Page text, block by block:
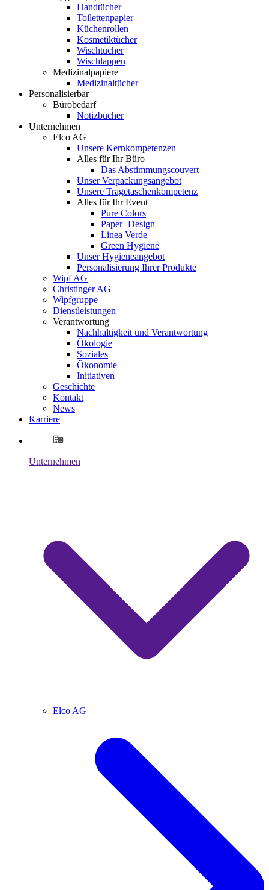
Handtücher
Toilettenpapier
Küchenrollen
Kosmetiktücher
Wischtücher
Wischlappen
Medizinalpapiere
Medizinaltücher
Personalisierbar
Bürobedarf
Notizbücher
Unternehmen
Elco AG
Unsere Kernkompetenzen
Alles für Ihr Büro
Das Abstimmungscouvert
Unser Verpackungsangebot
Unsere Tragetaschenkompetenz
Alles für Ihr Event
Pure Colors
Paper+Design
Linea Verde
Green Hygiene
Unser Hygieneangebot
Personalisierung Ihrer Produkte
Wipf AG
Christinger AG
Wipfgruppe
Dienstleistungen
Verantwortung
Nachhaltigkeit und Verantwortung
Ökologie
Soziales
Ökonomie
Initiativen
Geschichte
Kontakt
News
Karriere
Unternehmen
Elco AG